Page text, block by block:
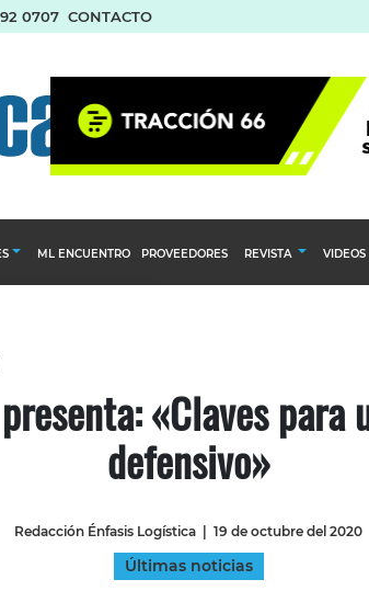
0707 CONTACTO
e inventarios
de Suministro del Agro
y distribución
ML ENCUENTRO PROVEEDORES REVISTA VIDEOS
«Claves para
defensivo»
Redacción Énfasis Logística 19 de octubre del 2020
Últimas noticias